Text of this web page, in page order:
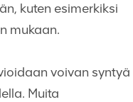
kuten esimerkiksi
mukaan.
voivan syntyä
Muita